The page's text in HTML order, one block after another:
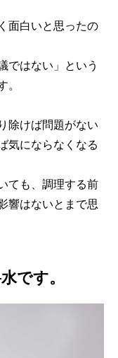
面白いと思ったの
ではない」という
除けば問題がない
気にならなくなる
ても、調理する前
響はないとまで思
です。